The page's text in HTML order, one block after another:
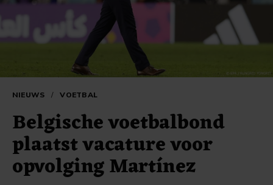
NIEUWS / VOETBAL
Belgische voetbalbond
plaatst vacature voor
opvolging Martínez